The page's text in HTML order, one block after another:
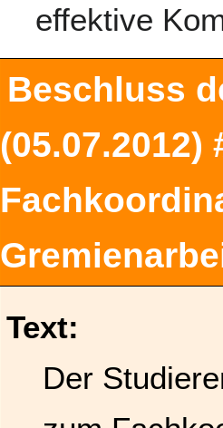
effektive
Beschluss
(05.07.2012)
Text:
Der